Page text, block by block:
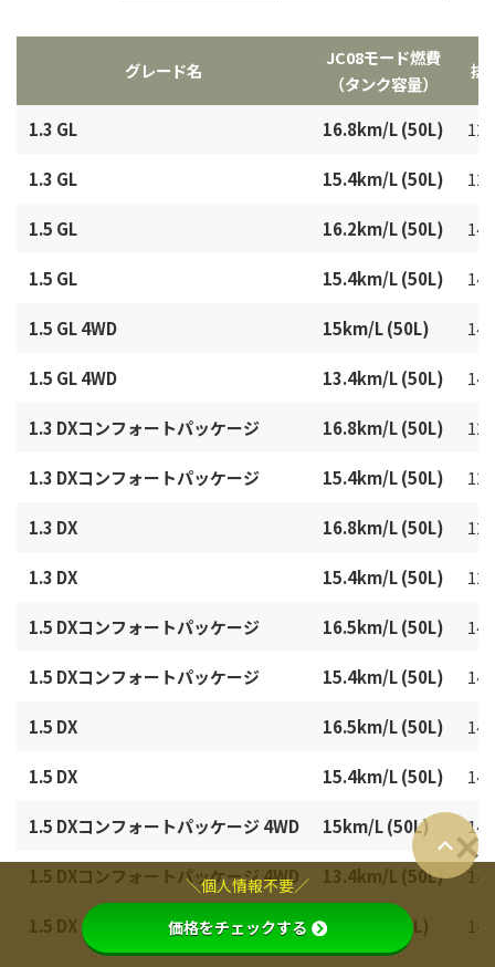
グレード名
JC08モード燃費
（タンク容量）
排
1.3 GL 16.8km/L (50L)
1.3 GL 15.4km/L (50L)
1.5 GL 16.2km/L (50L)
1.5 GL 15.4km/L (50L)
1.5 GL 4WD 15km/L (50L)
1.5 GL 4WD 13.4km/L (50L)
1.3 DXコンフォートパッケージ 16.8km/L (50L)
1.3 DXコンフォートパッケージ 15.4km/L (50L)
1.3 DX 16.8km/L (50L)
1.3 DX 15.4km/L (50L)
1.5 DXコンフォートパッケージ 16.5km/L (50L)
1.5 DXコンフォートパッケージ 15.4km/L (50L)
1.5 DX 16.5km/L (50L)
1.5 DX 15.4km/L (50L)
1.5 DXコンフォートパッケージ 4WD 15km/L (50L)
1.5 DXコンフォートパッケージ 4WD 13.4km/L (50L)
1.5 DX 4WD 15km/L (50L)
＼個人情報不要／
価格をチェックする